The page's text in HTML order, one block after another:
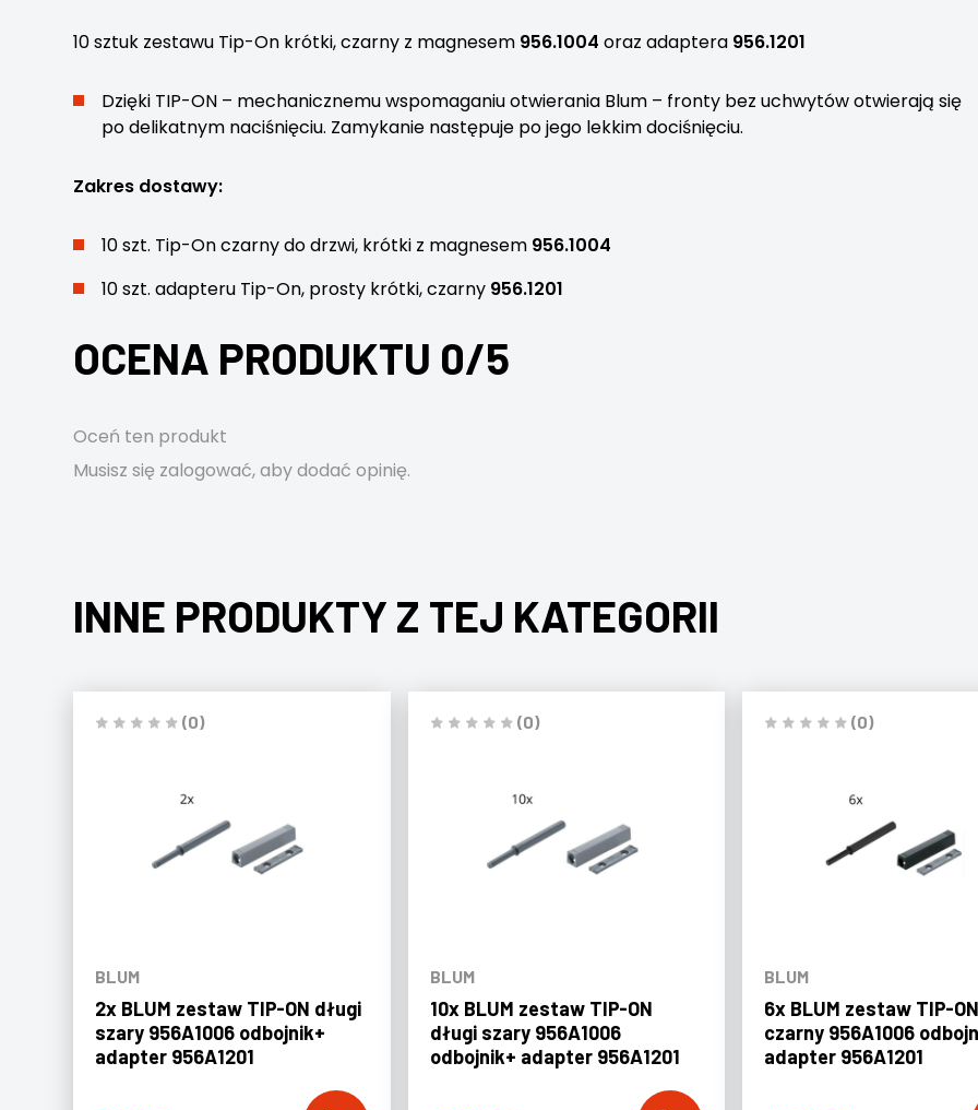
10 sztuk zestawu Tip-On krótki, czarny z magnesem 956.1004 oraz adaptera 956.1201
Dzięki TIP-ON – mechanicznemu wspomaganiu otwierania Blum – fronty bez uchwytów otwierają się
po delikatnym naciśnięciu. Zamykanie następuje po jego lekkim dociśnięciu.
Zakres dostawy:
10 szt. Tip-On czarny do drzwi, krótki z magnesem 956.1004
10 szt. adapteru Tip-On, prosty krótki, czarny 956.1201
OCENA PRODUKTU 0/5
Oceń ten produkt
Musisz się zalogować, aby dodać opinię.
INNE PRODUKTY Z TEJ KATEGORII
(0)
BLUM
2x BLUM zestaw TIP-ON długi
szary 956A1006 odbojnik+
adapter 956A1201
(0)
BLUM
10x BLUM zestaw TIP-ON
długi szary 956A1006
odbojnik+ adapter 956A1201
(0)
BLUM
6x BLUM zestaw TIP-
czarny 956A1006
adapter 956A1201